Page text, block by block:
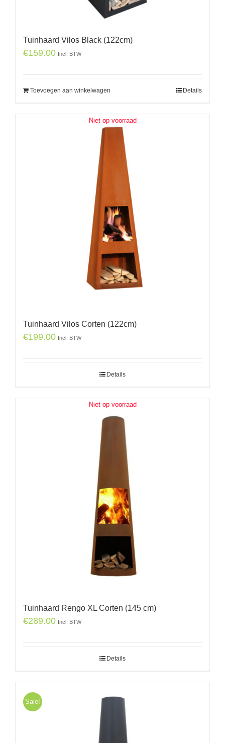
Tuinhaard Vilos Black (122cm)
€159.00 Incl. BTW
Toevoegen aan winkelwagen Details
Niet op voorraad
Tuinhaard Vilos Corten (122cm)
€199.00 Incl. BTW
Details
Niet op voorraad
Tuinhaard Rengo XL Corten (145 cm)
€289.00 Incl. BTW
Details
Sale!